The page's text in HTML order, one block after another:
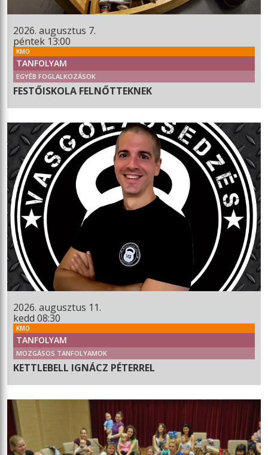
2026. augusztus 7.
péntek 13:00
KMO
TANFOLYAM
EGYÉB FOGLALKOZÁSOK
FESTŐISKOLA FELNŐTTEKNEK
2026. augusztus 11.
kedd 08:30
KMO
TANFOLYAM
MOZGÁSOS TANFOLYAMOK
KETTLEBELL IGNÁCZ PÉTERREL